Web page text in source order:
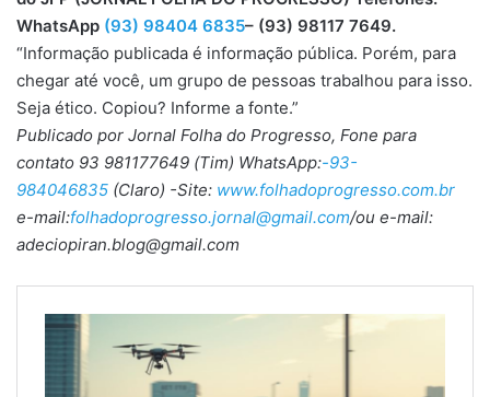
WhatsApp (93) 98404 6835– (93) 98117 7649.
“Informação publicada é informação pública. Porém, para
chegar até você, um grupo de pessoas trabalhou para isso.
Seja ético. Copiou? Informe a fonte.”
Publicado por Jornal Folha do Progresso, Fone para
contato 93 981177649 (Tim) WhatsApp:-93-
984046835 (Claro) -Site: www.folhadoprogresso.com.br
e-mail:folhadoprogresso.jornal@gmail.com/ou e-mail:
adeciopiran.blog@gmail.com